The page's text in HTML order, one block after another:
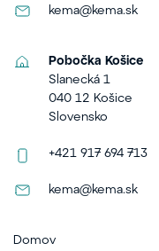
kema@kema.sk
Pobočka Košice
Slanecká 1
040 12 Košice
Slovensko
+421 917 694 713
kema@kema.sk
Domov